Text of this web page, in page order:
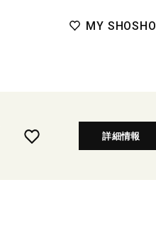
MY SHOSHO
詳細情報